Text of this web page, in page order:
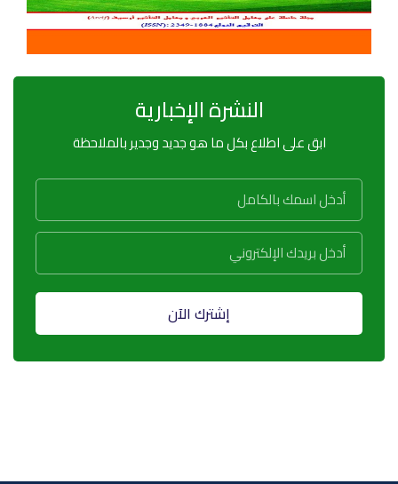
النشرة الإخبارية
ابق على اطلاع بكل ما هو جديد وجدير بالملاحظة
إشترك الآن